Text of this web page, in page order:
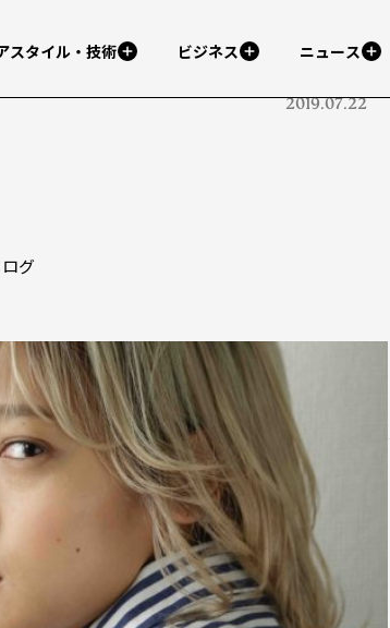
スタイル・技術 ビジネス ニュース
2019.07.22
グ